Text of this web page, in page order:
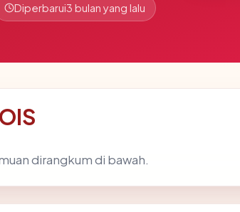
Diperbarui3 bulan yang lalu
dirangkum di bawah.